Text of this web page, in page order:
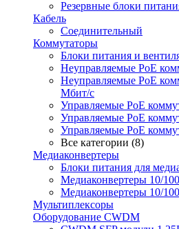
Резервные блоки
Кабель
Соединительный
Коммутаторы
Блоки питания и
Неуправляемые PoE
Неуправляемые PoE
Мбит/с
Управляемые PoE
Управляемые PoE
Управляемые PoE
Все категории (8)
Медиаконвертеры
Блоки питания для
Медиаконвертеры 10/
Медиаконвертеры 10/
Мультиплексоры
Оборудование CWDM